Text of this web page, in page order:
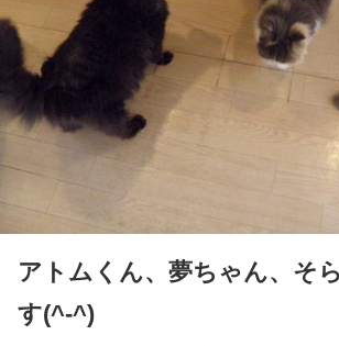
アトムくん、夢ちゃん、そ
す(^-^)